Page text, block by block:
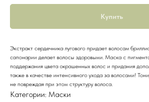
Купить
Экстракт сердечника лугового придает волосам
сапонарии делает волосы здоровыми. Маска с
поддержания цвета окрашенных волос и придания
также в качестве интенсивного ухода за волосами!
не повреждая при этом структуру волоса.
Категории: Маски